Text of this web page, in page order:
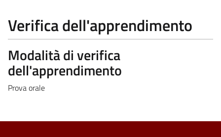
Verifica dell'apprendimento
Modalità di verifica
dell'apprendimento
Prova orale